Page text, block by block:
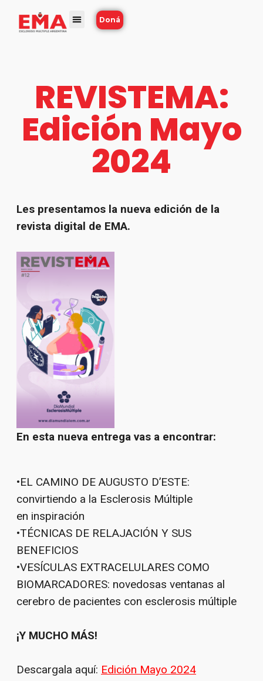
Doná
REVISTEMA:
Edición Mayo
2024
Les presentamos la nueva edición de la
revista digital de EMA.
En esta nueva entrega vas a encontrar:
•EL CAMINO DE AUGUSTO D’ESTE:
convirtiendo a la Esclerosis Múltiple
en inspiración
•TÉCNICAS DE RELAJACIÓN Y SUS
BENEFICIOS
•VESÍCULAS EXTRACELULARES COMO
BIOMARCADORES: novedosas ventanas al
cerebro de pacientes con esclerosis múltiple
¡Y MUCHO MÁS!
Descargala aquí: Edición Mayo 2024